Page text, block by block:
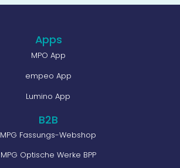
B2B
MPG Fassungs-Webshop
MPG Optische Werke BPP
Apps
MPO App
empeo App
Lumino App